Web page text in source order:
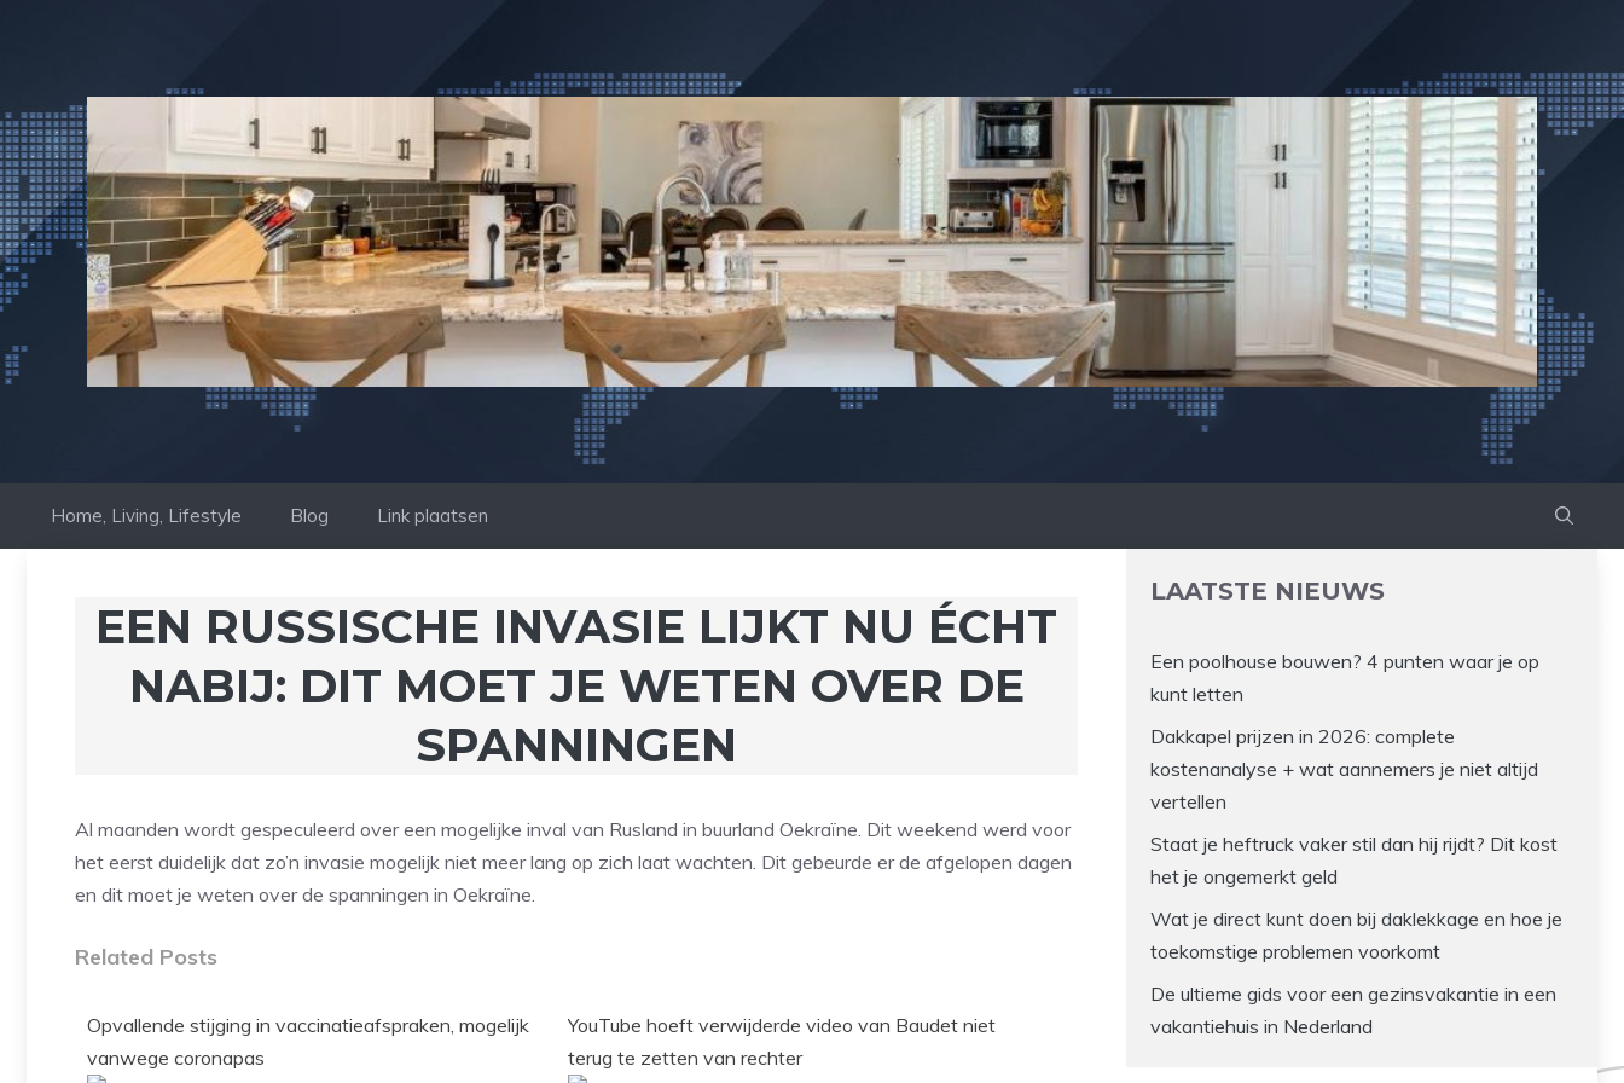
inhoud
Home, Living, Lifestyle Blog Link plaatsen
EEN RUSSISCHE INVASIE LIJKT NU ÉCHT
NABIJ: DIT MOET JE WETEN OVER DE
SPANNINGEN
Al maanden wordt gespeculeerd over een mogelijke inval van Rusland in buurland Oekraïne. Dit weekend werd voor
het eerst duidelijk dat zo’n invasie mogelijk niet meer lang op zich laat wachten. Dit gebeurde er de afgelopen dagen
en dit moet je weten over de spanningen in Oekraïne.
Related Posts
Opvallende stijging in vaccinatieafspraken, mogelijk
vanwege coronapas
YouTube hoeft verwijderde video van Baudet niet
terug te zetten van rechter
LAATSTE NIEUWS
Een poolhouse bouwen? 4 punten waar je op
kunt letten
Dakkapel prijzen in 2026: complete
kostenanalyse + wat aannemers je niet altijd
vertellen
Staat je heftruck vaker stil dan hij rijdt? Dit kost
het je ongemerkt geld
Wat je direct kunt doen bij daklekkage en hoe je
toekomstige problemen voorkomt
De ultieme gids voor een gezinsvakantie in een
vakantiehuis in Nederland